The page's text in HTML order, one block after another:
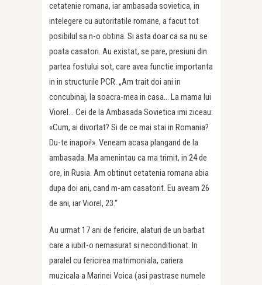
cetatenie romana, iar ambasada sovietica, in
intelegere cu autoritatile romane, a facut tot
posibilul sa n-o obtina. Si asta doar ca sa nu se
poata casatori. Au existat, se pare, presiuni din
partea fostului sot, care avea functie importanta
in in structurile PCR. „Am trait doi ani in
concubinaj, la soacra-mea in casa… La mama lui
Viorel… Cei de la Ambasada Sovietica imi ziceau:
«Cum, ai divortat? Si de ce mai stai in Romania?
Du-te inapoi!». Veneam acasa plangand de la
ambasada. Ma amenintau ca ma trimit, in 24 de
ore, in Rusia. Am obtinut cetatenia romana abia
dupa doi ani, cand m-am casatorit. Eu aveam 26
de ani, iar Viorel, 23.“
Au urmat 17 ani de fericire, alaturi de un barbat
care a iubit-o nemasurat si neconditionat. In
paralel cu fericirea matrimoniala, cariera
muzicala a Marinei Voica (asi pastrase numele